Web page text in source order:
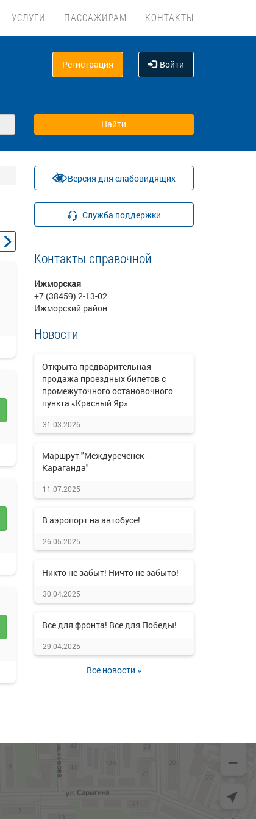
УСЛУГИ ПАССАЖИРАМ КОНТАКТЫ
Регистрация Войти
Версия для слабовидящих
Служба поддержки
Контакты справочной
Ижморская
+7 (38459) 2-13-02
Ижморский район
Новости
Открыта предварительная
продажа проездных билетов с
промежуточного остановочного
пункта «Красный Яр»
31.03.2026
Маршрут "Междуреченск -
Караганда"
11.07.2025
В аэропорт на автобусе!
26.05.2025
Никто не забыт! Ничто не забыто!
30.04.2025
Все для фронта! Все для Победы!
29.04.2025
Все новости »